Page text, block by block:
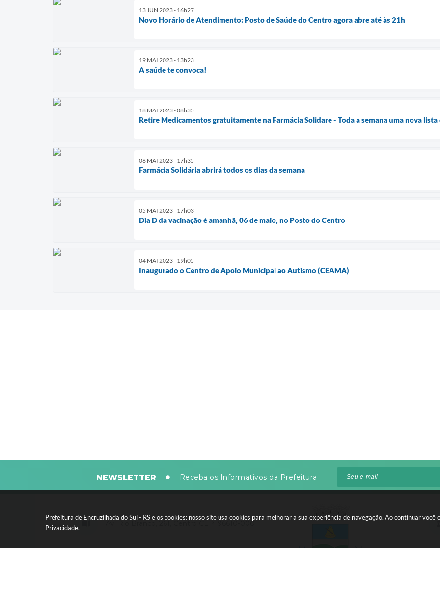
Prefeitura de Encruzilhada do Sul - RS e os cookies: nosso site usa cookies para melhorar a sua experiência de navegação. Ao continuar você
Privacidade.
13 JUN 2023 - 16h27
Novo Horário de Atendimento: Posto de Saúde do Centro agora abre até às 21h
19 MAI 2023 - 13h23
A saúde te convoca!
18 MAI 2023 - 08h35
Retire Medicamentos gratuitamente na Farmácia Solidare - Toda a semana uma nova
06 MAI 2023 - 17h35
Farmácia Solidária abrirá todos os dias da semana
05 MAI 2023 - 17h03
Dia D da vacinação é amanhã, 06 de maio, no Posto do Centro
04 MAI 2023 - 19h05
Inaugurado o Centro de Apoio Municipal ao Autismo (CEAMA)
NEWSLETTER Receba os Informativos da Prefeitura
Av. Rio Branco, 261, Centro CEP: 96610-000